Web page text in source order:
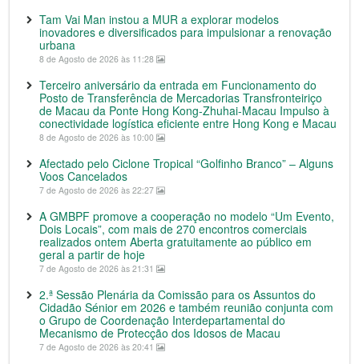
Tam Vai Man instou a MUR a explorar modelos
inovadores e diversificados para impulsionar a renovação
urbana
8 de Agosto de 2026 às 11:28
Terceiro aniversário da entrada em Funcionamento do
Posto de Transferência de Mercadorias Transfronteiriço
de Macau da Ponte Hong Kong-Zhuhai-Macau Impulso à
conectividade logística eficiente entre Hong Kong e Macau
8 de Agosto de 2026 às 10:00
Afectado pelo Ciclone Tropical “Golfinho Branco” – Alguns
Voos Cancelados
7 de Agosto de 2026 às 22:27
A GMBPF promove a cooperação no modelo “Um Evento,
Dois Locais”, com mais de 270 encontros comerciais
realizados ontem Aberta gratuitamente ao público em
geral a partir de hoje
7 de Agosto de 2026 às 21:31
2.ª Sessão Plenária da Comissão para os Assuntos do
Cidadão Sénior em 2026 e também reunião conjunta com
o Grupo de Coordenação Interdepartamental do
Mecanismo de Protecção dos Idosos de Macau
7 de Agosto de 2026 às 20:41